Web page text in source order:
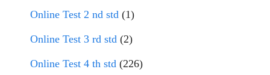
Online Test 2 nd std (1)
Online Test 3 rd std (2)
Online Test 4 th std (226)